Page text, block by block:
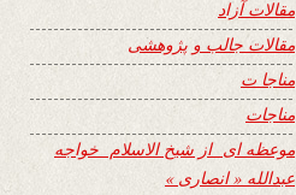
مقالات آزاد
مقالات جالب و پژوهشی
مناجا ت
مناجات
موعظه ای از شیخ الاسلام خواجه
عبدالله « انصاری »